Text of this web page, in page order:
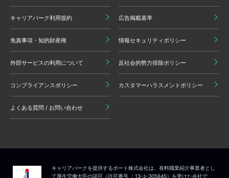
キャリアパーク利用規約 広告掲載基準
免責事項・知的財産権 情報セキュリティポリシー
外部サービスの利用について 反社会的勢力排除ポリシー
コンプライアンスポリシー カスタマーハラスメントポリシー
よくある質問 / お問い合わせ